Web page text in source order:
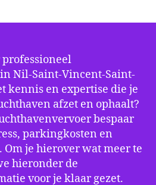
professioneel
Nil-Saint-Vincent-Saint-
kennis en expertise die je
afzet en ophaalt?
bespaar
parkingkosten en
Om je hierover wat meer te
hieronder de
voor je klaar gezet.